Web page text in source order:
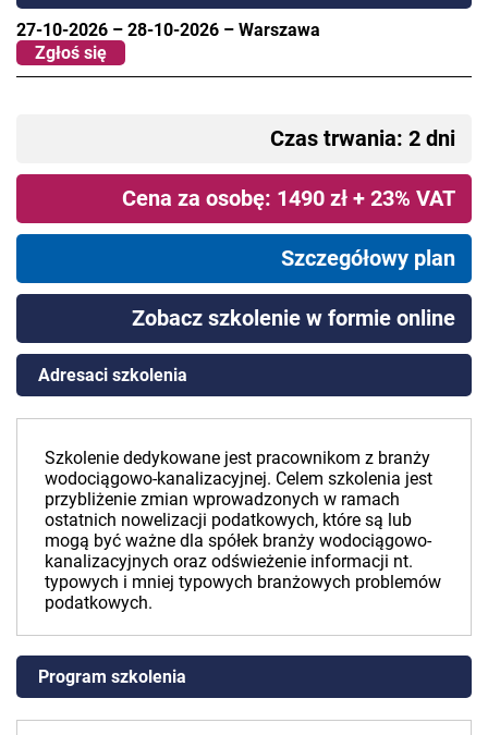
27-10-2026 – 28-10-2026 – Warszawa
Zgłoś się
Czas trwania: 2 dni
Cena za osobę: 1490 zł + 23% VAT
Szczegółowy plan
Zobacz szkolenie w formie online
Adresaci szkolenia
Szkolenie dedykowane jest pracownikom z branży
wodociągowo-kanalizacyjnej. Celem szkolenia jest
przybliżenie zmian wprowadzonych w ramach
ostatnich nowelizacji podatkowych, które są lub
mogą być ważne dla spółek branży wodociągowo-
kanalizacyjnych oraz odświeżenie informacji nt.
typowych i mniej typowych branżowych problemów
podatkowych.
Program szkolenia